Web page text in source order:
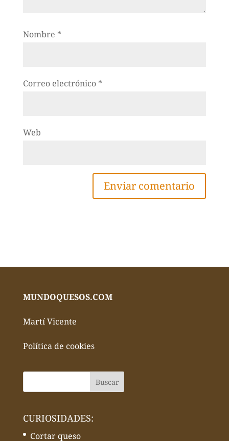
Nombre *
Correo electrónico *
Web
MUNDOQUESOS.COM
Martí Vicente
Política de cookies
CURIOSIDADES:
Cortar queso